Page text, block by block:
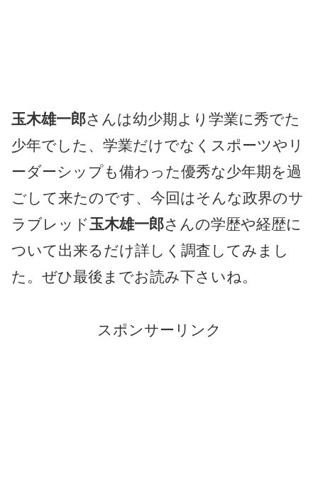
玉木雄一郎さんは幼少期より学業に秀でた
少年でした、学業だけでなくスポーツやリ
ーダーシップも備わった優秀な少年期を過
ごして来たのです、今回はそんな政界のサ
ラブレッド玉木雄一郎さんの学歴や経歴に
ついて出来るだけ詳しく調査してみまし
た。ぜひ最後までお読み下さいね。
スポンサーリンク